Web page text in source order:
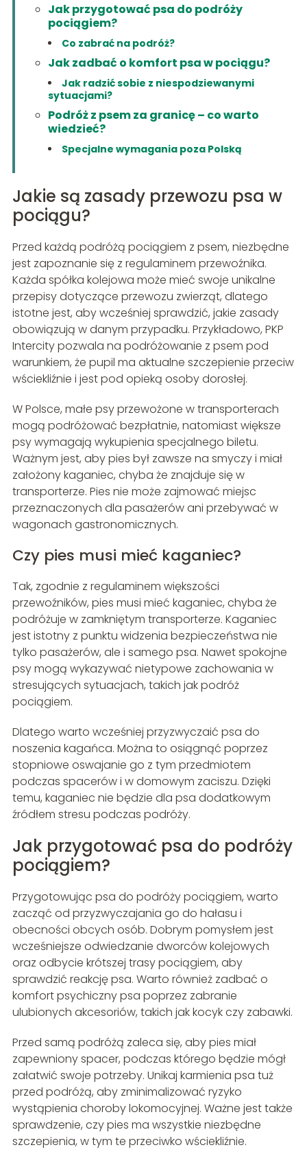
Jak przygotować psa do podróży
pociągiem?
Co zabrać na podróż?
Jak zadbać o komfort psa w pociągu?
Jak radzić sobie z niespodziewanymi
sytuacjami?
Podróż z psem za granicę – co warto
wiedzieć?
Specjalne wymagania poza Polską
Jakie są zasady przewozu psa w
pociągu?
Przed każdą podróżą pociągiem z psem, niezbędne
jest zapoznanie się z regulaminem przewoźnika.
Każda spółka kolejowa może mieć swoje unikalne
przepisy dotyczące przewozu zwierząt, dlatego
istotne jest, aby wcześniej sprawdzić, jakie zasady
obowiązują w danym przypadku. Przykładowo, PKP
Intercity pozwala na podróżowanie z psem pod
warunkiem, że pupil ma aktualne szczepienie przeciw
wściekliźnie i jest pod opieką osoby dorosłej.
W Polsce, małe psy przewożone w transporterach
mogą podróżować bezpłatnie, natomiast większe
psy wymagają wykupienia specjalnego biletu.
Ważnym jest, aby pies był zawsze na smyczy i miał
założony kaganiec, chyba że znajduje się w
transporterze. Pies nie może zajmować miejsc
przeznaczonych dla pasażerów ani przebywać w
wagonach gastronomicznych.
Czy pies musi mieć kaganiec?
Tak, zgodnie z regulaminem większości
przewoźników, pies musi mieć kaganiec, chyba że
podróżuje w zamkniętym transporterze. Kaganiec
jest istotny z punktu widzenia bezpieczeństwa nie
tylko pasażerów, ale i samego psa. Nawet spokojne
psy mogą wykazywać nietypowe zachowania w
stresujących sytuacjach, takich jak podróż
pociągiem.
Dlatego warto wcześniej przyzwyczaić psa do
noszenia kagańca. Można to osiągnąć poprzez
stopniowe oswajanie go z tym przedmiotem
podczas spacerów i w domowym zaciszu. Dzięki
temu, kaganiec nie będzie dla psa dodatkowym
źródłem stresu podczas podróży.
Jak przygotować psa do podróży
pociągiem?
Przygotowując psa do podróży pociągiem, warto
zacząć od przyzwyczajania go do hałasu i
obecności obcych osób. Dobrym pomysłem jest
wcześniejsze odwiedzanie dworców kolejowych
oraz odbycie krótszej trasy pociągiem, aby
sprawdzić reakcję psa. Warto również zadbać o
komfort psychiczny psa poprzez zabranie
ulubionych akcesoriów, takich jak kocyk czy zabawki.
Przed samą podróżą zaleca się, aby pies miał
zapewniony spacer, podczas którego będzie mógł
załatwić swoje potrzeby. Unikaj karmienia psa tuż
przed podróżą, aby zminimalizować ryzyko
wystąpienia choroby lokomocyjnej. Ważne jest także
sprawdzenie, czy pies ma wszystkie niezbędne
szczepienia, w tym te przeciwko wściekliźnie.